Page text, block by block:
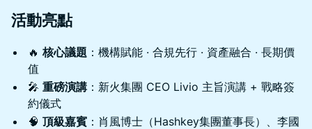
活動亮點
🔥 核心議題 ：機構賦能 · 合規先行 · 資產融合 · 長期價
值
🎤 重磅演講 ：新火集團 CEO Livio 主旨演講 + 戰略簽
約儀式
🧠 頂級嘉賓 ：肖風博士（Hashkey集團董事長）、李國